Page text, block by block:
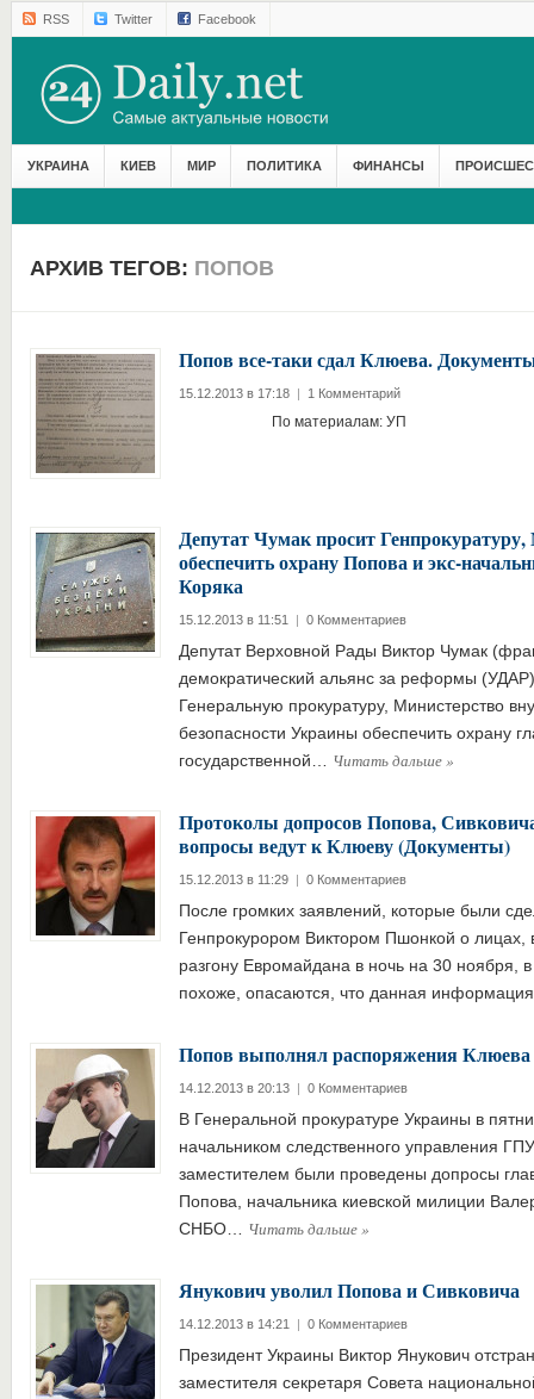
RSS Twitter Facebook
УКРАИНА КИЕВ МИР ПОЛИТИКА ФИНАНСЫ
АРХИВ ТЕГОВ: ПОПОВ
Попов все-таки сдал Клюева.
15.12.2013 в 17:18 | 1 Комментарий
По материалам: УП
Депутат Чумак просит
обеспечить охрану Попова и экс-
Коряка
15.12.2013 в 11:51 | 0 Комментариев
Депутат Верховной Рады Виктор Чумак
демократический альянс за реформы
Генеральную прокуратуру, Министерство
безопасности Украины обеспечить охрану
государственной… Читать дальше»
Протоколы допросов Попова,
вопросы ведут к Клюеву (Документы)
15.12.2013 в 11:29 | 0 Комментариев
После громких заявлений, которые были
Генпрокурором Виктором Пшонкой о лицах,
разгону Евромайдана в ночь на 30 ноября,
похоже, опасаются, что данная
Попов выполнял распоряжения Клюева
14.12.2013 в 20:13 | 0 Комментариев
В Генеральной прокуратуре Украины в
начальником следственного управления
заместителем были проведены допросы
Попова, начальника киевской милиции
СНБО… Читать дальше»
Янукович уволил Попова и Сивковича
14.12.2013 в 14:21 | 0 Комментариев
Президент Украины Виктор Янукович
заместителя секретаря Совета